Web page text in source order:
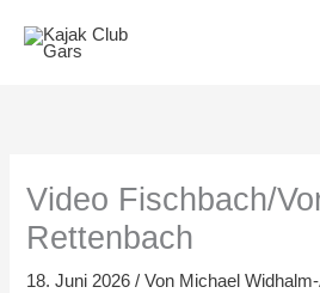
Inhalt
springen
Video Fischbach/
Rettenbach
18. Juni 2026/ Von Michael